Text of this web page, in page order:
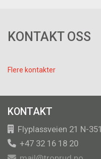
KONTAKT OSS
Flere kontakter
KONTAKT
Flyplassveien 21 N-
+47 32 16 18 20